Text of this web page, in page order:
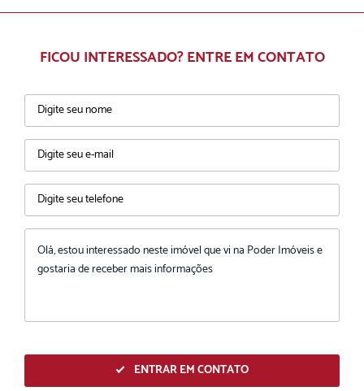
FICOU INTERESSADO? ENTRE EM CONTATO
ENTRAR EM CONTATO